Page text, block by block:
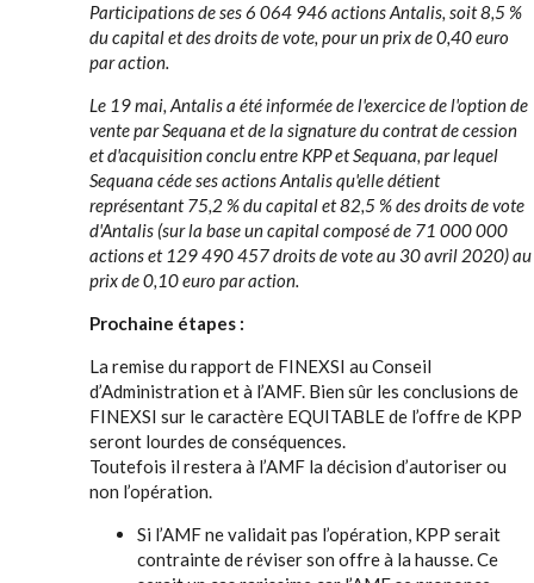
Participations de ses 6 064 946 actions Antalis, soit 8,5 %
du capital et des droits de vote, pour un prix de 0,40 euro
par action.
Le 19 mai, Antalis a été informée de l'exercice de l'option de
vente par Sequana et de la signature du contrat de cession
et d'acquisition conclu entre KPP et Sequana, par lequel
Sequana céde ses actions Antalis qu'elle détient
représentant 75,2 % du capital et 82,5 % des droits de vote
d'Antalis (sur la base un capital composé de 71 000 000
actions et 129 490 457 droits de vote au 30 avril 2020) au
prix de 0,10 euro par action.
Prochaine étapes :
La remise du rapport de FINEXSI au Conseil
d’Administration et à l’AMF. Bien sûr les conclusions de
FINEXSI sur le caractère EQUITABLE de l’offre de KPP
seront lourdes de conséquences.
Toutefois il restera à l’AMF la décision d’autoriser ou
non l’opération.
Si l’AMF ne validait pas l’opération, KPP serait
contrainte de réviser son offre à la hausse. Ce